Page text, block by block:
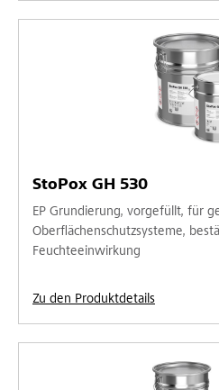
StoPox GH 530
EP Grundierung, vorgefüllt, für
Oberflächenschutzsysteme,
Feuchteeinwirkung
Zu den Produktdetails